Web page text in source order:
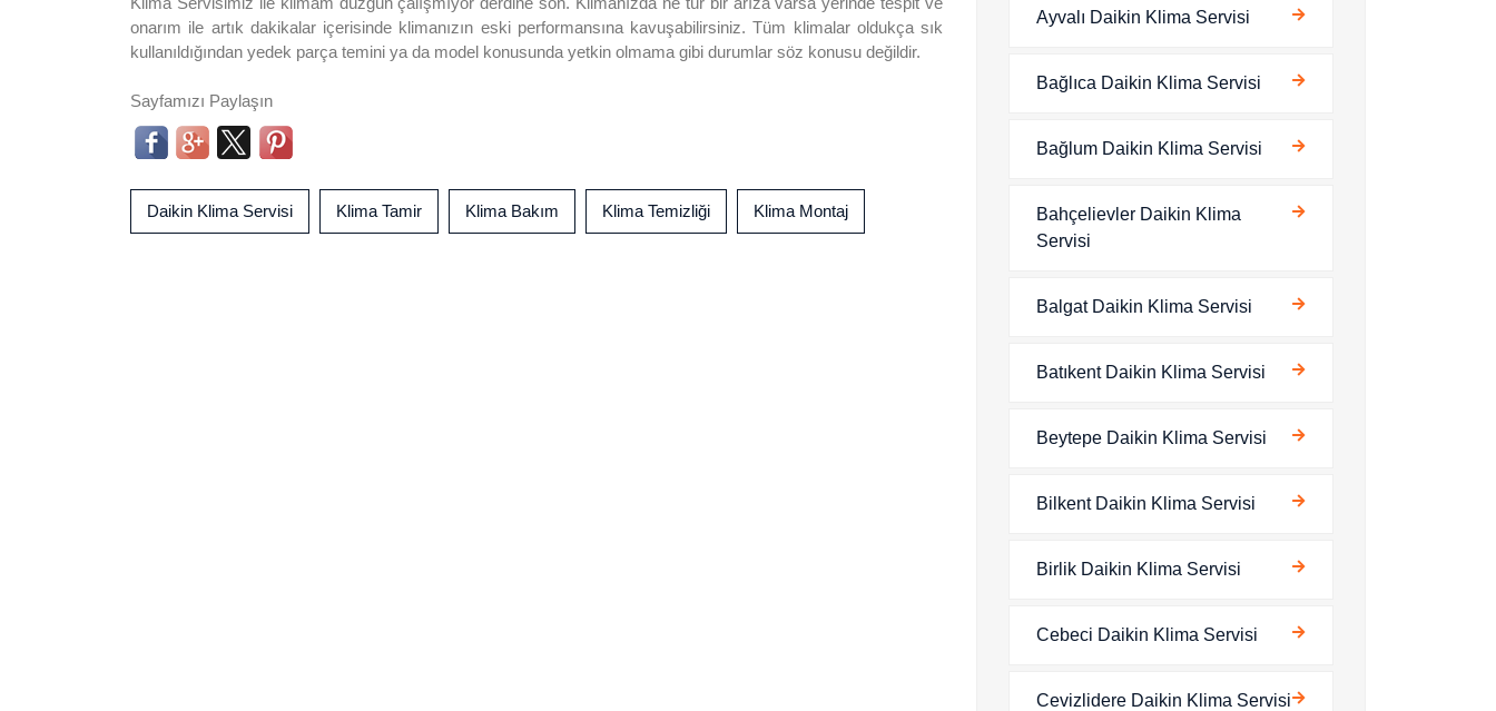
onarım ile artık dakikalar içerisinde klimanızın eski performansına kavuşabilirsiniz. Tüm klimalar oldukça sık
kullanıldığından yedek parça temini ya da model konusunda yetkin olmama gibi durumlar söz konusu değildir.
Sayfamızı Paylaşın
Daikin Klima Servisi Klima Tamir Klima Bakım Klima Temizliği Klima Montaj
Ayvalı Daikin Klima Servisi
Bağlıca Daikin Klima Servisi
Bağlum Daikin Klima Servisi
Bahçelievler Daikin Klima
Servisi
Balgat Daikin Klima Servisi
Batıkent Daikin Klima Servisi
Beytepe Daikin Klima Servisi
Bilkent Daikin Klima Servisi
Birlik Daikin Klima Servisi
Cebeci Daikin Klima Servisi
Cevizlidere Daikin Klima Servisi